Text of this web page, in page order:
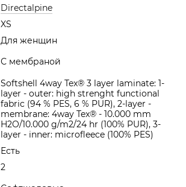
Directalpine
XS
Для женщин
С мембраной
Softshell 4way Tex® 3 layer laminate: 1-
layer - outer: high strenght functional
fabric (94 % PES, 6 % PUR), 2-layer -
membrane: 4way Tex® - 10.000 mm
H2O/10.000 g/m2/24 hr (100% PUR), 3-
layer - inner: microfleece (100% PES)
Есть
2